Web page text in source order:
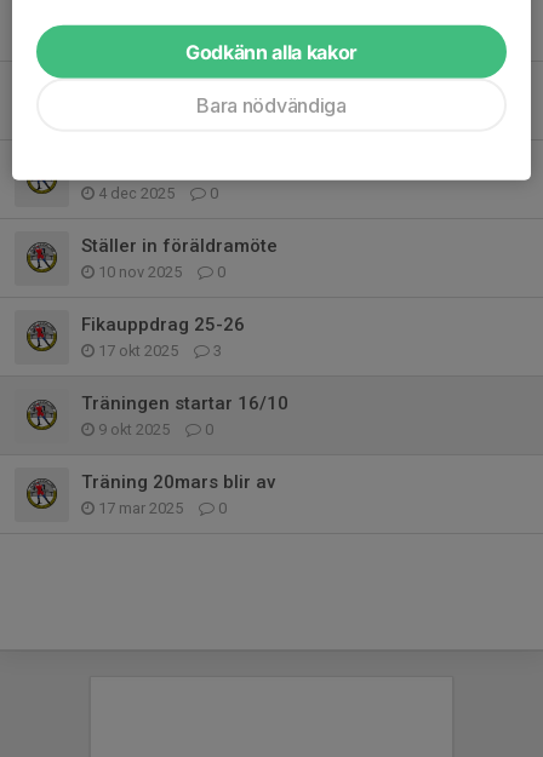
0
4 dec 2025 0
Ställer in föräldramöte
10 nov 2025 0
Fikauppdrag 25-26
17 okt 2025 3
Träningen startar 16/10
9 okt 2025 0
Träning 20mars blir av
17 mar 2025 0
Godkänn alla kakor
Bara nödvändiga